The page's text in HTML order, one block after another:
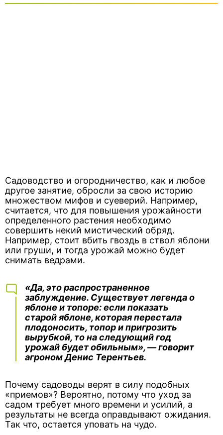
Садоводство и огородничество, как и любое
другое занятие, обросли за свою историю
множеством мифов и суеверий. Например,
считается, что для повышения урожайности
определенного растения необходимо
совершить некий мистический обряд.
Например, стоит вбить гвоздь в ствол яблони
или груши, и тогда урожай можно будет
снимать ведрами.
«Да, это распространенное
заблуждение. Существует легенда о
яблоне и топоре: если показать
старой яблоне, которая перестала
плодоносить, топор и пригрозить
вырубкой, то на следующий год
урожай будет обильным», — говорит
агроном Денис Терентьев.
Почему садоводы верят в силу подобных
«приемов»? Вероятно, потому что уход за
садом требует много времени и усилий, а
результаты не всегда оправдывают ожидания.
Так что, остается уповать на чудо.